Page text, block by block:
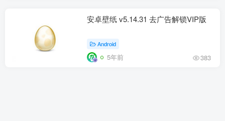
安卓壁纸 v5.14.31 去广告解锁VIP版
Android
5年前 383